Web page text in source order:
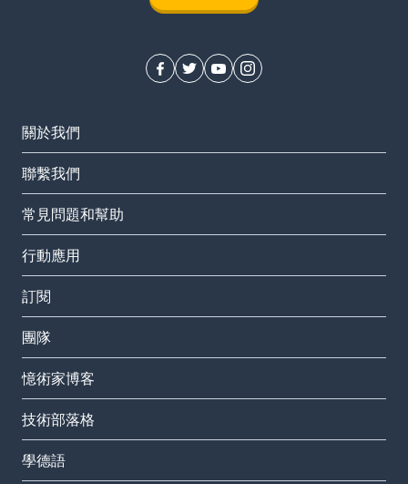
關於我們
聯繫我們
常見問題和幫助
行動應用
訂閱
團隊
憶術家博客
技術部落格
學德語